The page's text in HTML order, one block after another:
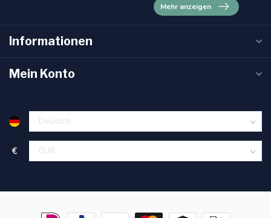
Mehr anzeigen
Informationen
Mein Konto
€